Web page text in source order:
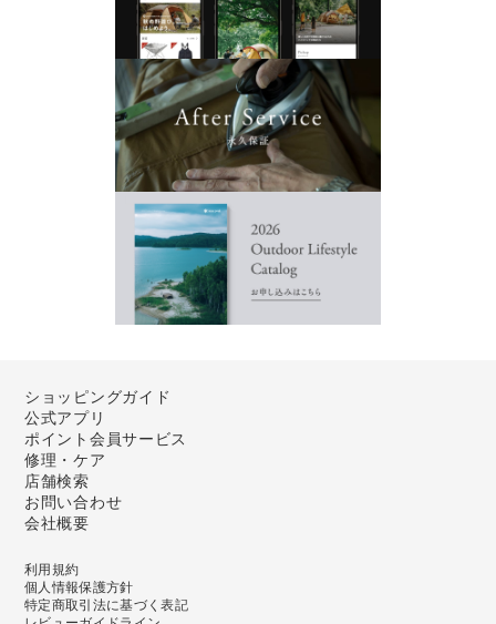
ショッピングガイド
公式アプリ
ポイント会員サービス
修理・ケア
店舗検索
お問い合わせ
会社概要
利用規約
個人情報保護方針
特定商取引法に基づく表記